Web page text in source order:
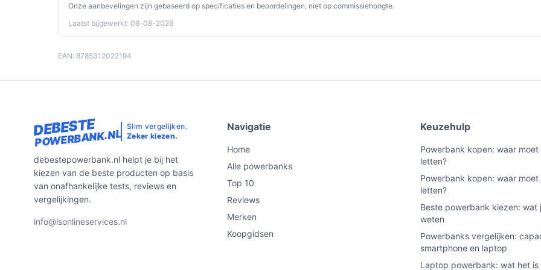
Specificaties in mensentaal
Accu/batterij capaciteit 5000 mAh:genoeg voor ongeveer één volledige
smartphone‑lading volgens de specificatie; verwacht dus geen meerdere volledige
Draadloos opladen (ja, 7,5 W):praktisch voor draadloos bijladen van een iPhone; niet
Vermogen 7,5 W (draadloos):
kan sneller zijn via USB‑C PD.
biedt snellere bekabelde laadmogelijkheid dan standaard
USB‑A-outputs; controleer of je kabel en telefoon dit ondersteunen.
Aantal outputs 1:alleen één apparaat tegelijk opladen (of draadloos of bekabeld,
afhankelijk van modelgebruik).
er wordt een kabel meegeleverd; controleer welk type dit is voordat
je koopt.
smartphone — specifiek benoemd voor iPhone 12–17 serie
Onze aanbevelingen zijn gebaseerd op specificaties en beoordelingen, niet op commissiehoogte.
Laatst bijgewerkt: 06-08-2026
EAN: 8785312022194
DEBESTE
POWERBANK.NL
Slim vergelijken.
Zeker kiezen.
debestepowerbank.nl helpt je bij het
kiezen van de beste producten op basis
van onafhankelijke tests, reviews en
vergelijkingen.
info@lsonlineservices.nl
Navigatie
Home
Alle powerbanks
Top 10
Reviews
Merken
Koopgidsen
Keuzehulp
Powerbank kopen: waar moet
letten?
Powerbank kopen: waar moet
letten?
Beste powerbank kiezen: wat
weten
Powerbanks vergelijken:
smartphone en laptop
Laptop powerbank: wat het is